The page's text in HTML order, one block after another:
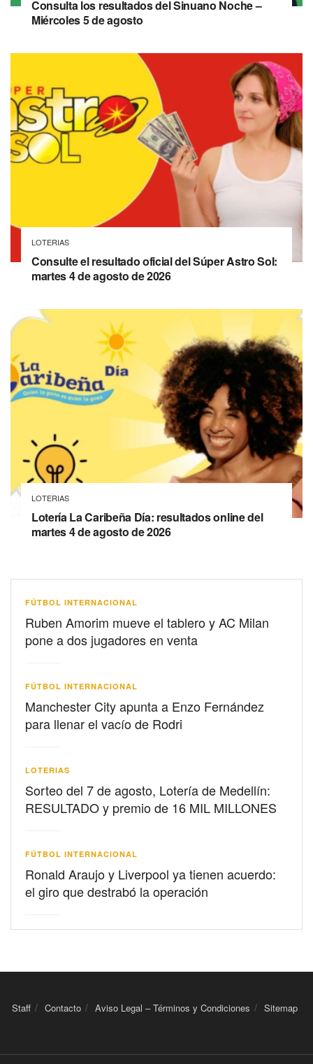
Consulta los resultados del Sinuano Noche –
Miércoles 5 de agosto
LOTERIAS
Consulte el resultado oficial del Súper Astro Sol:
martes 4 de agosto de 2026
LOTERIAS
Lotería La Caribeña Día: resultados online del
martes 4 de agosto de 2026
FÚTBOL INTERNACIONAL
Ruben Amorim mueve el tablero y AC Milan
pone a dos jugadores en venta
FÚTBOL INTERNACIONAL
Manchester City apunta a Enzo Fernández
para llenar el vacío de Rodri
LOTERIAS
Sorteo del 7 de agosto, Lotería de Medellín:
RESULTADO y premio de 16 MIL MILLONES
FÚTBOL INTERNACIONAL
Ronald Araujo y Liverpool ya tienen acuerdo:
el giro que destrabó la operación
Staff Contacto Aviso Legal – Términos y Condiciones Sitemap